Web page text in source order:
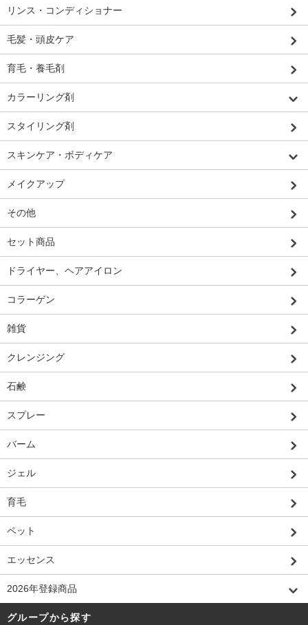
リンス・コンディショナー
毛髪・頭皮ケア
育毛・養毛剤
カラーリング剤
スタイリング剤
スキンケア・ボディケア
メイクアップ
その他
セット商品
ドライヤー、ヘアアイロン
コラーゲン
雑貨
クレンジング
石鹸
スプレー
バーム
ジェル
育毛
ペット
エッセンス
2026年登録商品
グループから探す